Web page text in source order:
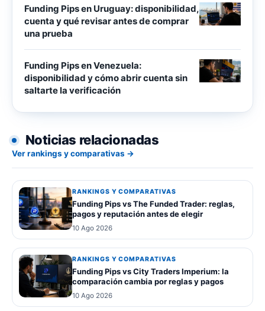
Funding Pips en Uruguay: disponibilidad,
cuenta y qué revisar antes de comprar
una prueba
Funding Pips en Venezuela:
disponibilidad y cómo abrir cuenta sin
saltarte la verificación
Noticias relacionadas
Ver rankings y comparativas →
RANKINGS Y COMPARATIVAS
Funding Pips vs The Funded Trader: reglas,
pagos y reputación antes de elegir
10 Ago 2026
RANKINGS Y COMPARATIVAS
Funding Pips vs City Traders Imperium: la
comparación cambia por reglas y pagos
10 Ago 2026